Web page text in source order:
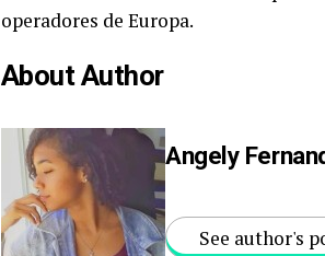
operadores de Europa.
About Author
Angely
See author's